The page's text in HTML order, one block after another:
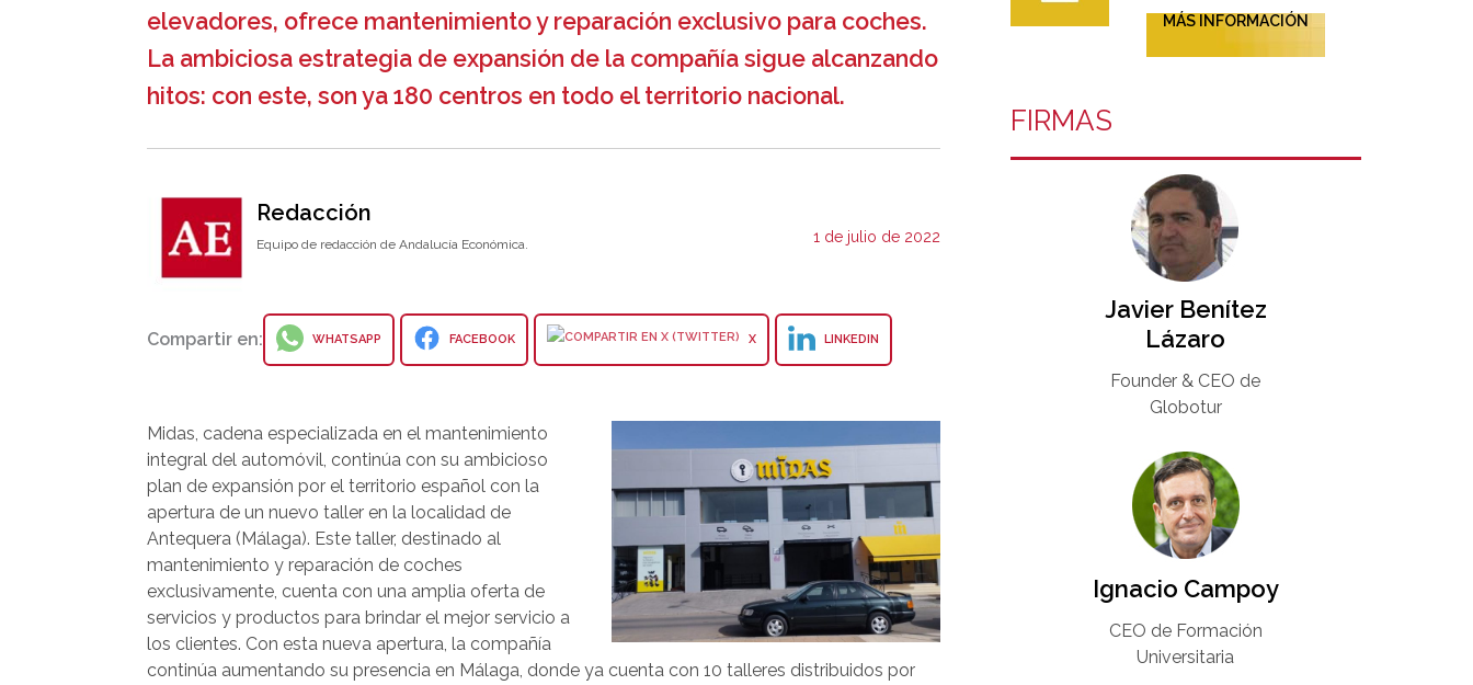
elevadores, ofrece mantenimiento y reparación exclusivo para coches.
La ambiciosa estrategia de expansión de la compañía sigue alcanzando
hitos: con este, son ya 180 centros en todo el territorio nacional.
Redacción
Equipo de redacción de Andalucía Económica. 1 de julio de 2022
Compartir en: WHATSAPP FACEBOOK X LINKEDIN
Midas, cadena especializada en el mantenimiento
integral del automóvil, continúa con su ambicioso
plan de expansión por el territorio español con la
apertura de un nuevo taller en la localidad de
Antequera (Málaga). Este taller, destinado al
mantenimiento y reparación de coches
exclusivamente, cuenta con una amplia oferta de
servicios y productos para brindar el mejor servicio a
los clientes. Con esta nueva apertura, la compañía
continúa aumentando su presencia en Málaga, donde ya cuenta con 10 talleres distribuidos por
MÁS INFORMACIÓN
FIRMAS
Javier Benítez
Lázaro
Founder & CEO de
Globotur​
Ignacio Campoy​
CEO de Formación
Universitaria​